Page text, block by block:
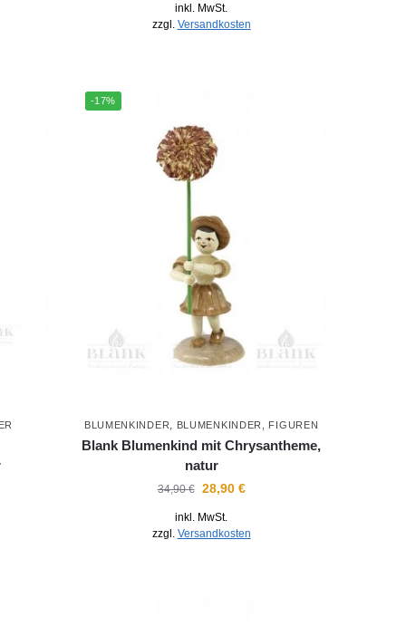
inkl. MwSt.
zzgl. Versandkosten
-17%
BLUMENKINDER BLUMENKINDER FIGUREN
Blank Blumenkind mit Chrysantheme,
natur
34,90€ 28,90 €
inkl. MwSt.
zzgl. Versandkosten